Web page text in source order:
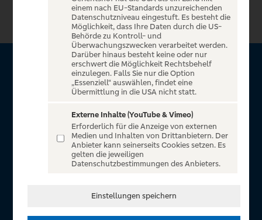
Über VR Entertain
für alle Kunden der Volksbanken Raiffeisenbanken. Auf
unserem einzigartigen Portal finden Sie Tickets für
atemberaubende Konzerte, Musicals und Shows, die
Fußball-Bundesliga sowie die Champions League und die
In Zusammenarbeit mit
einem nach EU-Standards unzureichenden
Datenschutzniveau eingestuft. Es besteht die
Möglichkeit, dass Ihre Daten durch die US-
Behörde zu Kontroll- und
Überwachungszwecken verarbeitet werden.
Darüber hinaus besteht keine oder nur
erschwert die Möglichkeit Rechtsbehelf
einzulegen. Falls Sie nur die Option
„Essenziell“ auswählen, findet eine
Übermittlung in die USA nicht statt.
Externe Inhalte (YouTube & Vimeo)
Erforderlich für die Anzeige von externen
Medien und Inhalten von Drittanbietern. Der
Anbieter kann seinerseits Cookies setzen. Es
gelten die jeweiligen
Datenschutzbestimmungen des Anbieters.
Einstellungen speichern